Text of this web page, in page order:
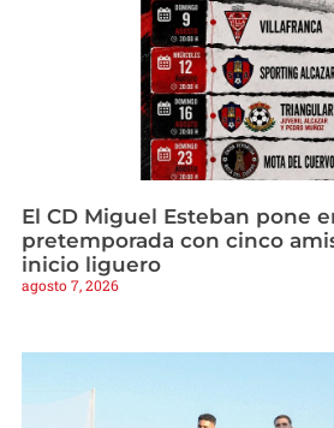
El CD Miguel Esteban pone
pretemporada con cinco
inicio liguero
agosto 7, 2026